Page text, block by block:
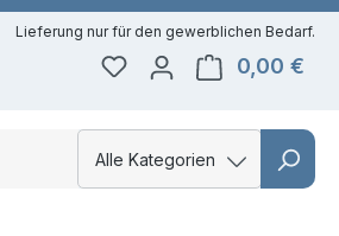
Du hast 0 Produkte auf
0,00 €
Alle Kategorien